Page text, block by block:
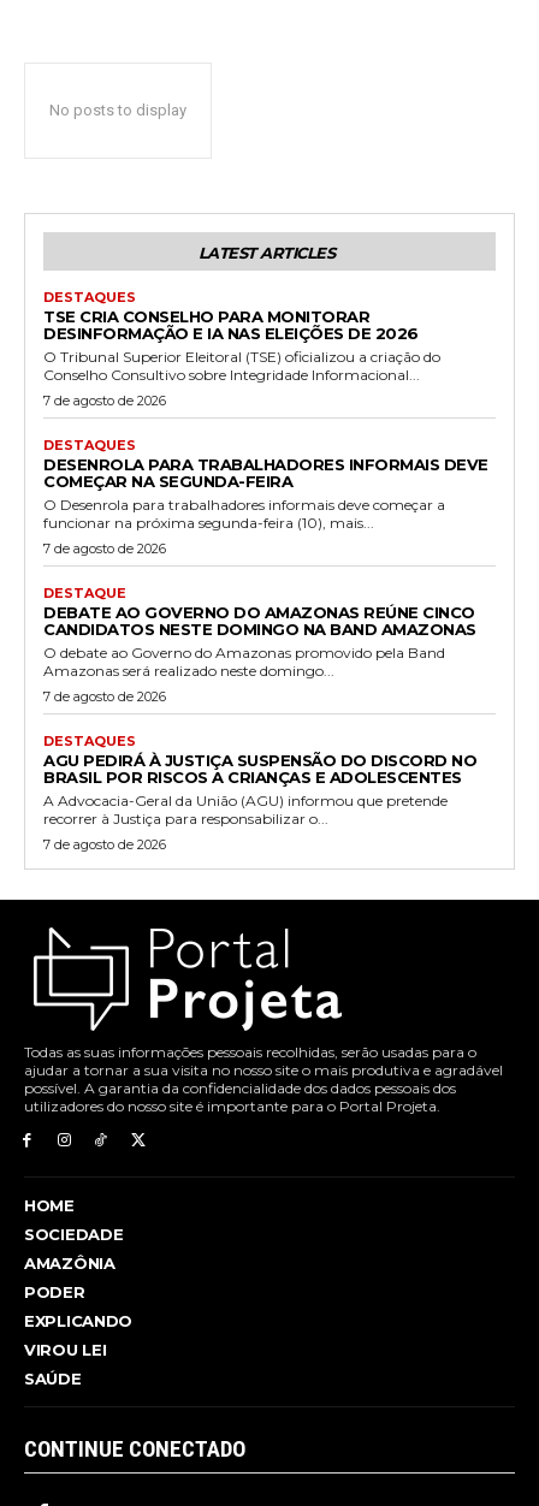
No posts to display
LATEST ARTICLES
DESTAQUES
TSE CRIA CONSELHO PARA MONITORAR
DESINFORMAÇÃO E IA NAS ELEIÇÕES DE 2026
O Tribunal Superior Eleitoral (TSE) oficializou a criação do
Conselho Consultivo sobre Integridade Informacional...
7 de agosto de 2026
DESTAQUES
DESENROLA PARA TRABALHADORES INFORMAIS DEVE
COMEÇAR NA SEGUNDA-FEIRA
O Desenrola para trabalhadores informais deve começar a
funcionar na próxima segunda-feira (10), mais...
7 de agosto de 2026
DESTAQUE
DEBATE AO GOVERNO DO AMAZONAS REÚNE CINCO
CANDIDATOS NESTE DOMINGO NA BAND AMAZONAS
O debate ao Governo do Amazonas promovido pela Band
Amazonas será realizado neste domingo...
7 de agosto de 2026
DESTAQUES
AGU PEDIRÁ À JUSTIÇA SUSPENSÃO DO DISCORD NO
BRASIL POR RISCOS A CRIANÇAS E ADOLESCENTES
A Advocacia-Geral da União (AGU) informou que pretende
recorrer à Justiça para responsabilizar o...
7 de agosto de 2026
Todas as suas informações pessoais recolhidas, serão usadas para o
ajudar a tornar a sua visita no nosso site o mais produtiva e agradável
possível. A garantia da confidencialidade dos dados pessoais dos
utilizadores do nosso site é importante para o Portal Projeta.
HOME
SOCIEDADE
AMAZÔNIA
PODER
EXPLICANDO
VIROU LEI
SAÚDE
CONTINUE CONECTADO